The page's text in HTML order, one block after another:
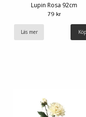
Lupin Rosa 92cm
79 kr
Läs mer